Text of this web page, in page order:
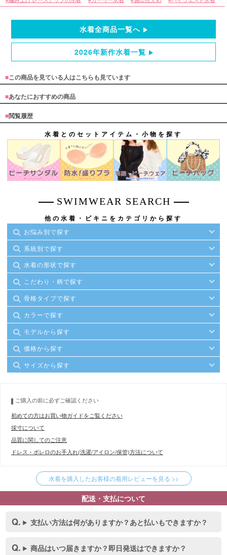
水着全商品一覧へ
2026年新作水着一覧
■この商品を見ている人はこちらも見ています
■あなたにおすすめの商品
■閲覧履歴
水着とのセットアイテム・小物を探す
SWIMWEAR SEARCH
他の水着・ビキニをカテゴリから探す
お悩み別で探す
系統別で探す
水着の形状で探す
こだわり・柄で探す
骨格タイプで探す
カラーで探す
モデルから探す
価格から探す
サイズから探す
ご購入の前に必ずご確認ください
初めての方はお買い物ガイドをご覧ください
採寸について
品質に関してのご注意
ドレス・ボレロのお手入れ(洗濯/アイロン/保管)方法について
水着を購入したお客様の着用レビューを見る >>
配送・支払について
支払い方法は何がありますか？あと払いもできますか？
商品はいつ届きますか？即日発送はできますか？